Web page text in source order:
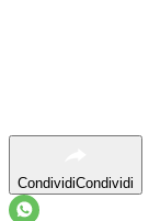
CondividiCondividi